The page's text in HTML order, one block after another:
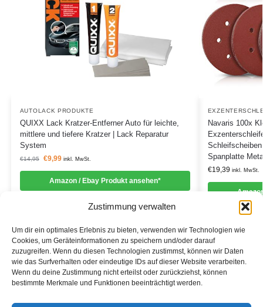
Zustimmung verwalten
Um dir ein optimales Erlebnis zu bieten, verwenden wir Technologien wie
Cookies, um Geräteinformationen zu speichern und/oder darauf
zuzugreifen. Wenn du diesen Technologien zustimmst, können wir Daten
wie das Surfverhalten oder eindeutige IDs auf dieser Website verarbeiten.
Wenn du deine Zustimmung nicht erteilst oder zurückziehst, können
bestimmte Merkmale und Funktionen beeinträchtigt werden.
AUTOLACK PRODUKTE
QUIXX Lack Kratzer-Entferner Auto für leichte,
mittlere und tiefere Kratzer | Lack Reparatur
System
€14,95 €9,99 inkl. MwSt.
Amazon / Ebay Produkt ansehen*
Navaris 100x
Spanplatte
€19,39 inkl. MwSt.
Informationen
Datenschutzerklärung